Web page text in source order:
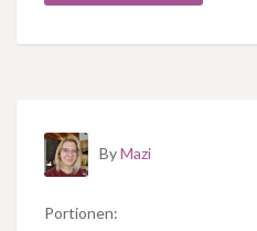
ByMazi
Portionen: